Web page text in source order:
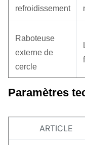
refroidissement
Raboteuse
externe de
cercle
Mandrin de
manipulation
Paramètres
ARTICLE